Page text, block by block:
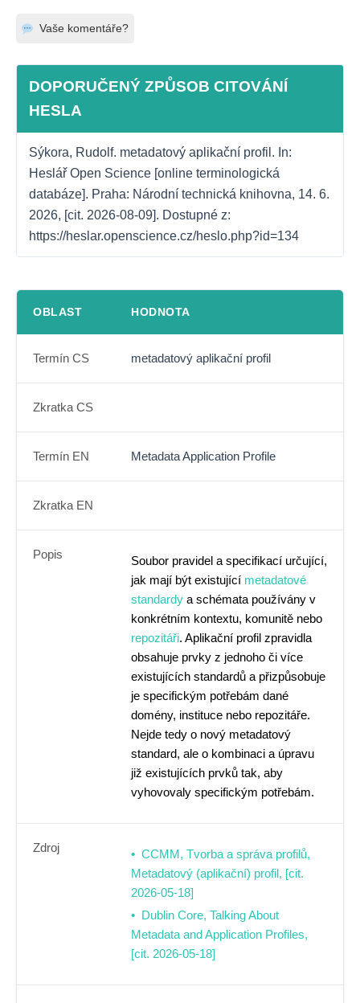
Vaše komentáře?
DOPORUČENÝ ZPŮSOB CITOVÁNÍ
HESLA
Sýkora, Rudolf. metadatový aplikační profil. In:
Heslář Open Science [online terminologická
databáze]. Praha: Národní technická knihovna, 14. 6.
2026, [cit. 2026-08-09]. Dostupné z:
https://heslar.openscience.cz/heslo.php?id=134
OBLAST HODNOTA
Termín CS metadatový aplikační profil
Zkratka CS
Termín EN Metadata Application Profile
Zkratka EN
Popis
Soubor pravidel a specifikací určující,
jak mají být existující metadatové
standardy a schémata používány v
konkrétním kontextu, komunitě nebo
repozitáři. Aplikační profil zpravidla
obsahuje prvky z jednoho či více
existujících standardů a přizpůsobuje
je specifickým potřebám dané
domény, instituce nebo repozitáře.
Nejde tedy o nový metadatový
standard, ale o kombinaci a úpravu
již existujících prvků tak, aby
vyhovovaly specifickým potřebám.
Zdroj
CCMM, Tvorba a správa profilů,
Metadatový (aplikační) profil, [cit.
2026-05-18]
Dublin Core, Talking About
Metadata and Application Profiles,
[cit. 2026-05-18]